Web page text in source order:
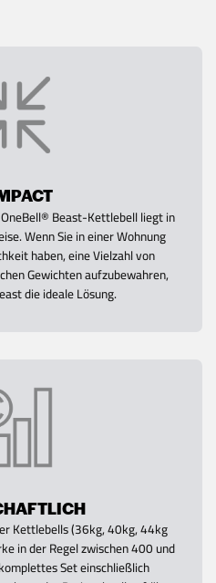
Beast-Kettlebell liegt in
Wenn Sie in einer Wohnung
haben, eine Vielzahl von
Gewichten aufzubewahren,
die ideale Lösung.
Kettlebells (36kg, 40kg, 44kg
in der Regel zwischen 400 und
Set einschließlich